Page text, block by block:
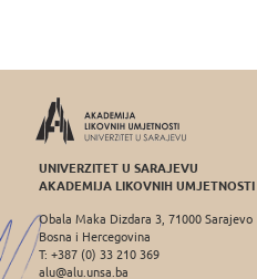
UNIVERZITET U SARAJEVU
AKADEMIJA LIKOVNIH UMJETNOSTI
Obala Maka Dizdara 3, 71000 Sarajevo
Bosna i Hercegovina
T: +387 (0) 33 210 369
alu@alu.unsa.ba